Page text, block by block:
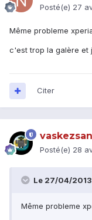
Posté(e) 27
Même probleme
c'est trop la galère et
Citer
Posté(e) 28
Le 27/04/
Même probleme